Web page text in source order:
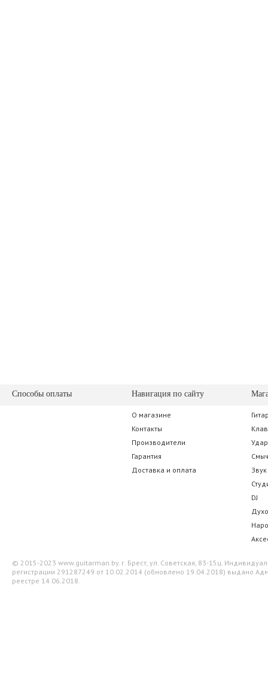
Способы оплаты Навигация по сайту
О магазине
Контакты
Производители
Гарантия
Доставка и оплата
Звук
DJ
© 2015-2023 www.guitarman.by. г. Брест, ул. Советская, 83-15ц.
регистрации 291287249 от 10.02.2014 (обновлено 19.04.2018) выдано
реестре 14.06.2018.